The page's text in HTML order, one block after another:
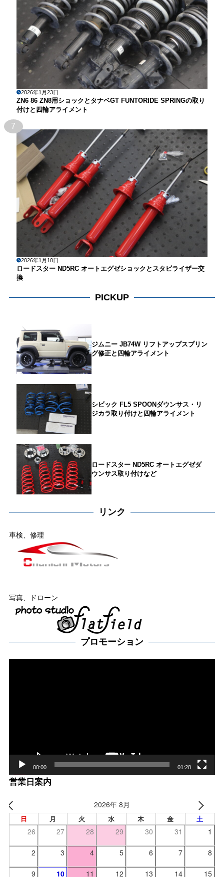
2026年1月23日
ZN6 86 ZN8用ショックとタナベGT FUNTORIDE SPRINGの取り
付けと四輪アライメント
7
2026年1月10日
ロードスター ND5RC オートエグゼショックとスタビライザー交
換
PICKUP
ジムニー JB74W リフトアップスプリン
グ修正と四輪アライメント
シビック FL5 SPOONダウンサス・リ
ジカラ取り付けと四輪アライメント
ロードスター ND5RC オートエグゼダ
ウンサス取り付けなど
リンク
車検、修理
写真、ドローン
プロモーション
00:00 01:28
営業日案内
2026年 8月
日 月 火 水 木 金 土
26 27 28 29 30 31 1
2 3 4 5 6 7 8
9 10 11 12 13 14 15